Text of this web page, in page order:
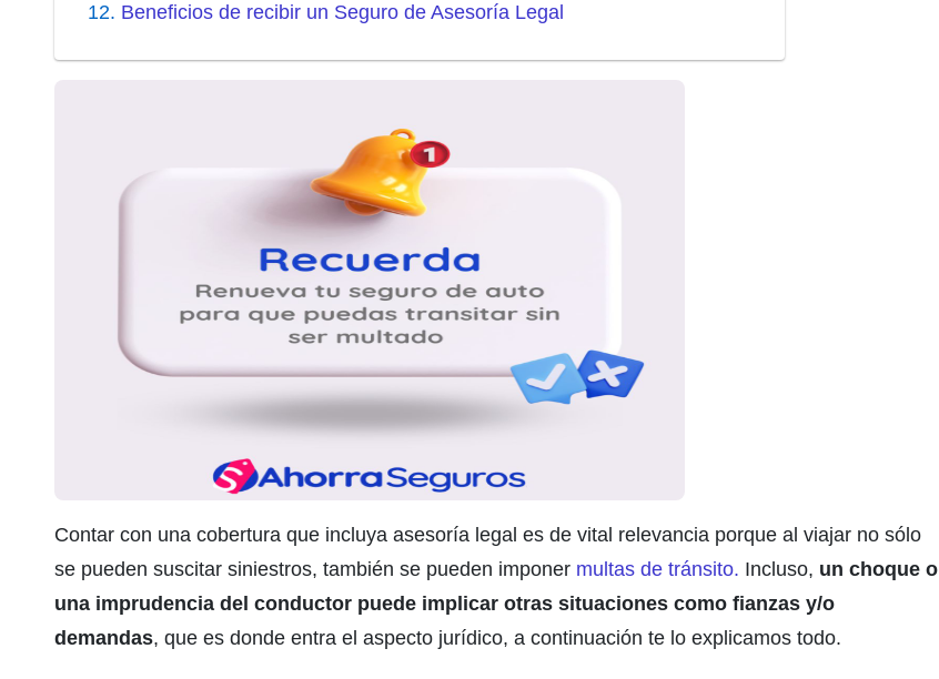
Beneficios de recibir un Seguro de Asesoría Legal
Contar con una cobertura que incluya asesoría legal es de vital relevancia porque al viajar no sólo
se pueden suscitar siniestros, también se pueden imponer multas de tránsito. Incluso, un choque o
una imprudencia del conductor puede implicar otras situaciones como fianzas y/o
demandas, que es donde entra el aspecto jurídico, a continuación te lo explicamos todo.